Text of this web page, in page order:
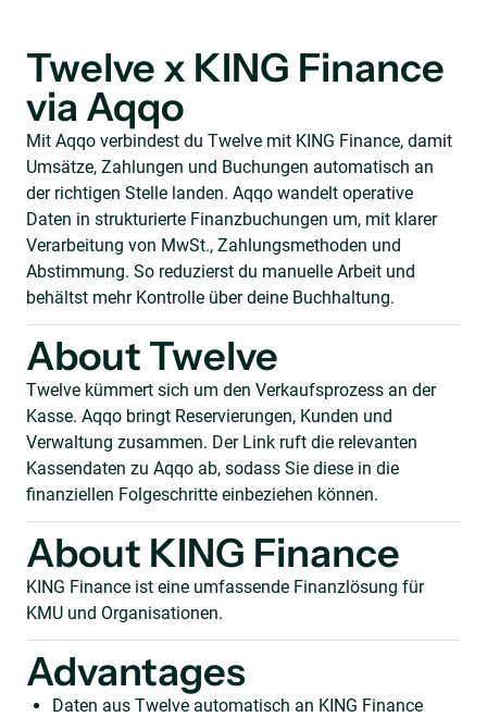
Twelve x KING Finance
via Aqqo
Mit Aqqo verbindest du Twelve mit KING Finance, damit
Umsätze, Zahlungen und Buchungen automatisch an
der richtigen Stelle landen. Aqqo wandelt operative
Daten in strukturierte Finanzbuchungen um, mit klarer
Verarbeitung von MwSt., Zahlungsmethoden und
Abstimmung. So reduzierst du manuelle Arbeit und
behältst mehr Kontrolle über deine Buchhaltung.
About Twelve
Twelve kümmert sich um den Verkaufsprozess an der
Kasse. Aqqo bringt Reservierungen, Kunden und
Verwaltung zusammen. Der Link ruft die relevanten
Kassendaten zu Aqqo ab, sodass Sie diese in die
finanziellen Folgeschritte einbeziehen können.
About KING Finance
KING Finance ist eine umfassende Finanzlösung für
KMU und Organisationen.
Advantages
Daten aus Twelve automatisch an KING Finance